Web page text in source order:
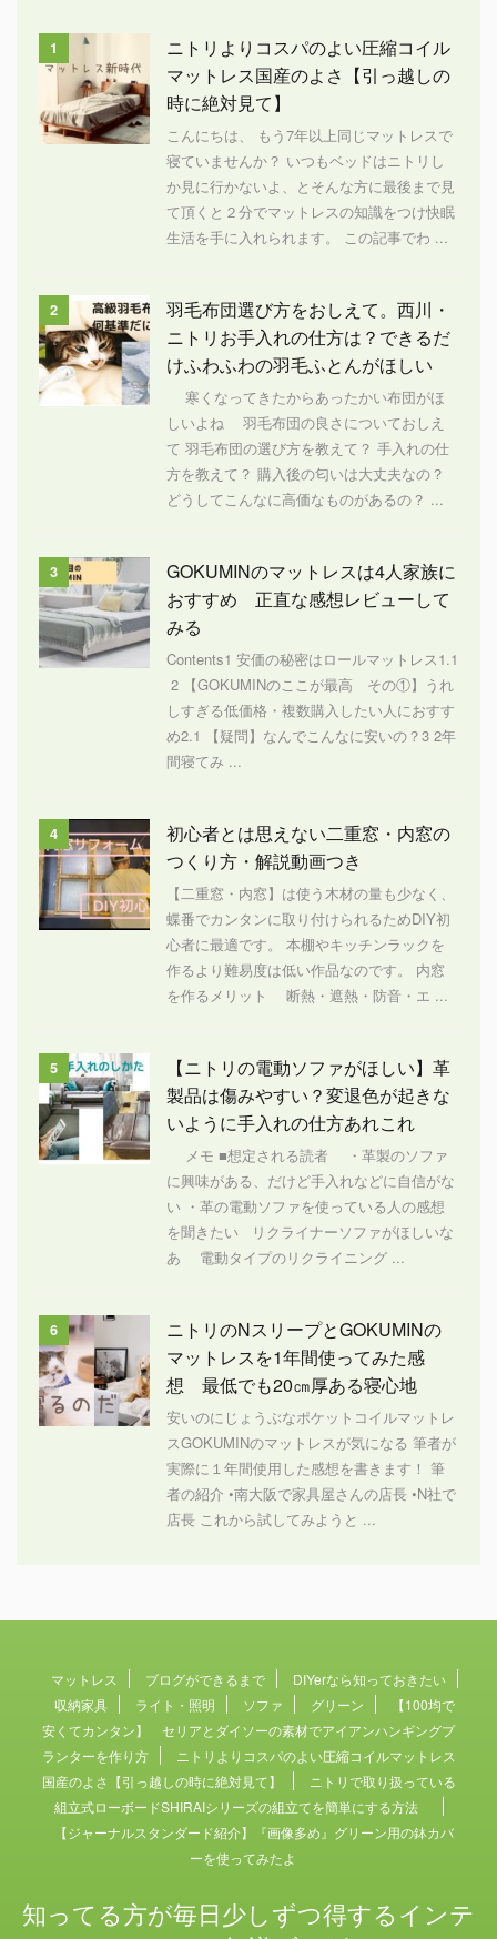
1
ニトリよりコスパのよい圧縮コイル
マットレス国産のよさ【引っ越しの
時に絶対見て】
こんにちは、 もう7年以上同じマットレスで
寝ていませんか？ いつもベッドはニトリし
か見に行かないよ、とそんな方に最後まで見
て頂くと２分でマットレスの知識をつけ快眠
生活を手に入れられます。 この記事でわ ...
2
羽毛布団選び方をおしえて。西川・
ニトリお手入れの仕方は？できるだ
けふわふわの羽毛ふとんがほしい
寒くなってきたからあったかい布団がほ
しいよね 羽毛布団の良さについておしえ
て 羽毛布団の選び方を教えて？ 手入れの仕
方を教えて？ 購入後の匂いは大丈夫なの？
どうしてこんなに高価なものがあるの？ ...
3
GOKUMINのマットレスは4人家族に
おすすめ 正直な感想レビューして
みる
Contents1 安価の秘密はロールマットレス1.1
2 【GOKUMINのここが最高 その①】うれ
しすぎる低価格・複数購入したい人におすす
め2.1 【疑問】なんでこんなに安いの？3 2年
間寝てみ ...
4
初心者とは思えない二重窓・内窓の
つくり方・解説動画つき
【二重窓・内窓】は使う木材の量も少なく、
蝶番でカンタンに取り付けられるためDIY初
心者に最適です。 本棚やキッチンラックを
作るより難易度は低い作品なのです。 内窓
を作るメリット 断熱・遮熱・防音・エ ...
5
【ニトリの電動ソファがほしい】革
製品は傷みやすい？変退色が起きな
いように手入れの仕方あれこれ
メモ ■想定される読者 ・革製のソファ
に興味がある、だけど手入れなどに自信がな
い ・革の電動ソファを使っている人の感想
を聞きたい リクライナーソファがほしいな
あ 電動タイプのリクライニング ...
6
ニトリのNスリープとGOKUMINの
マットレスを1年間使ってみた感
想 最低でも20㎝厚ある寝心地
安いのにじょうぶなポケットコイルマットレ
スGOKUMINのマットレスが気になる 筆者が
実際に１年間使用した感想を書きます！ 筆
者の紹介 •南大阪で家具屋さんの店長 •N社で
店長 これから試してみようと ...
マットレス ブログができるまで
DIYerなら知っておきたい
収納家具
ライト・照明 ソファ グリーン
【100均で
安くてカンタン】 セリアとダイソーの素材でアイアンハンギングプ
ランターを作り方
ニトリよりコスパのよい圧縮コイルマットレス
国産のよさ【引っ越しの時に絶対見て】
ニトリで取り扱っている
組立式ローボードSHIRAIシリーズの組立てを簡単にする方法
【ジャーナルスタンダード紹介】『画像多め』グリーン用の鉢カバ
ーを使ってみたよ
知ってる方が毎日少しずつ得するインテ